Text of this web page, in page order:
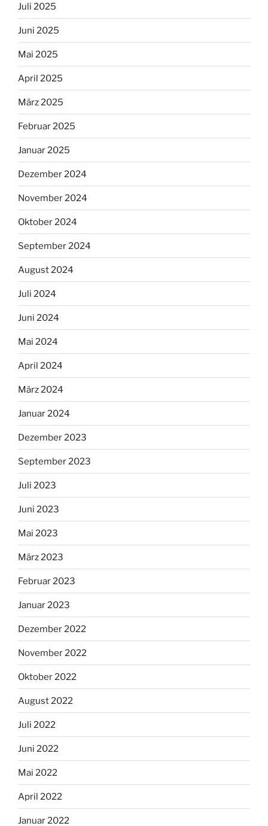
Juli 2025
Juni 2025
Mai 2025
April 2025
März 2025
Februar 2025
Januar 2025
Dezember 2024
November 2024
Oktober 2024
September 2024
August 2024
Juli 2024
Juni 2024
Mai 2024
April 2024
März 2024
Januar 2024
Dezember 2023
September 2023
Juli 2023
Juni 2023
Mai 2023
März 2023
Februar 2023
Januar 2023
Dezember 2022
November 2022
Oktober 2022
August 2022
Juli 2022
Juni 2022
Mai 2022
April 2022
Januar 2022